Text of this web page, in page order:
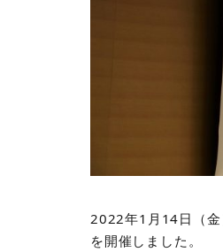
2022年1 月 14日（
を開催しました。